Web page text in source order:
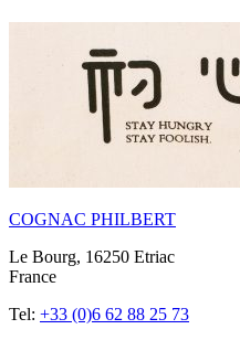
COGNAC PHILBERT
Le Bourg, 16250 Etriac
France
Tel: +33 (0)6 62 88 25 73